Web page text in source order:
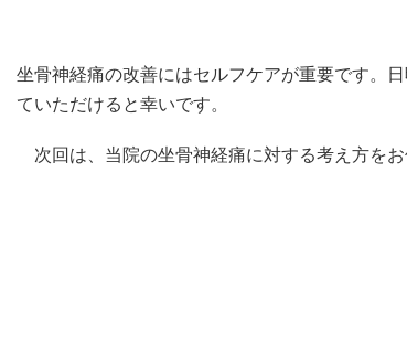
坐骨神経痛の改善にはセルフケアが重要です。
ていただけると幸いです。
次回は、当院の坐骨神経痛に対する考え方をお